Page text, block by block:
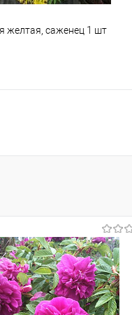
желтая, саженец 1 шт
Сравнение